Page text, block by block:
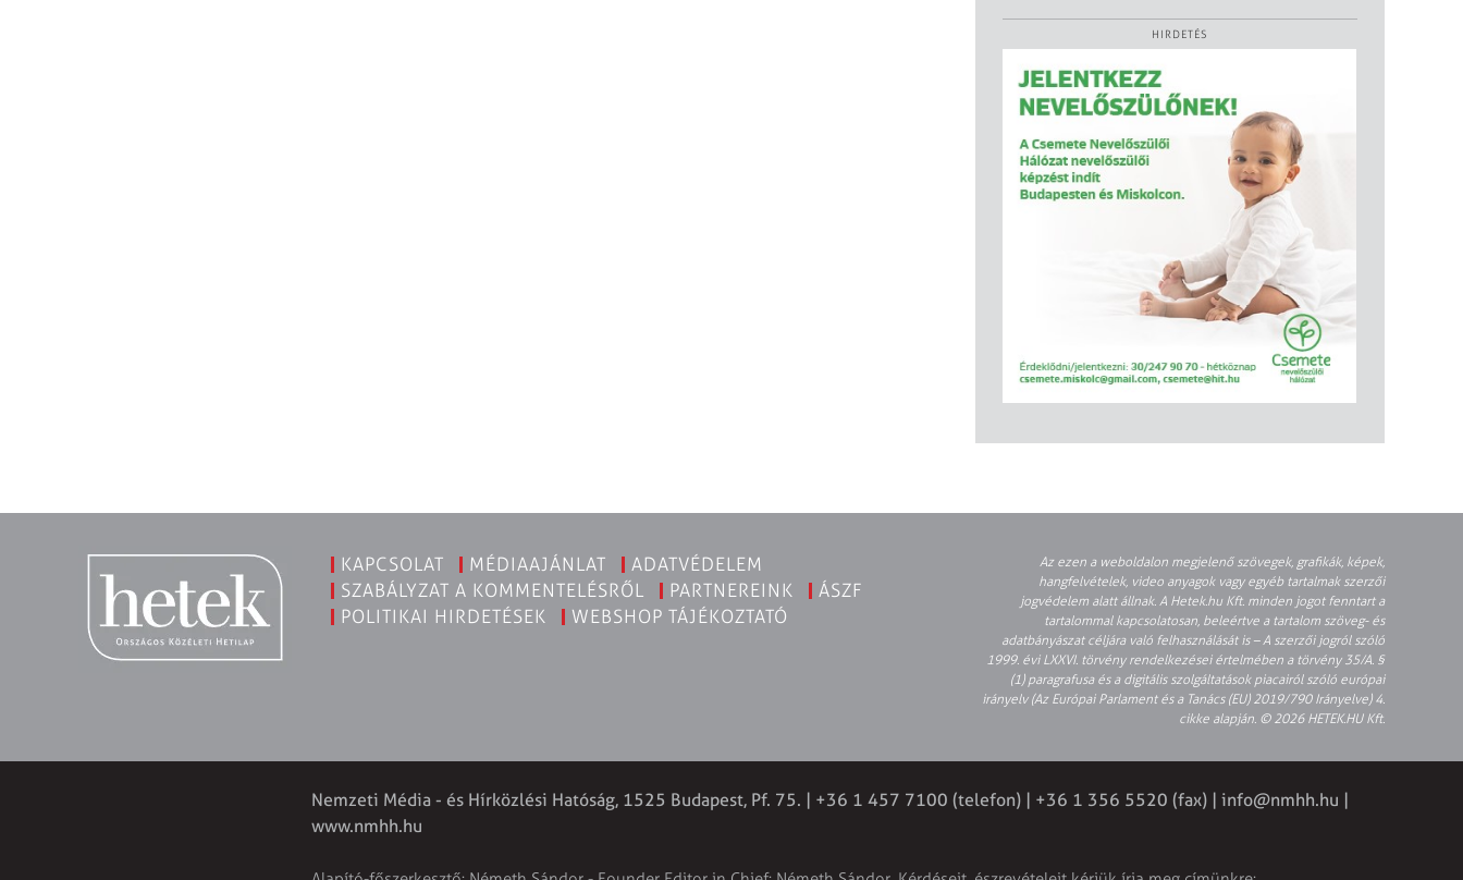
HIRDETÉS
KAPCSOLAT MÉDIAAJÁNLAT
ADATVÉDELEM
SZABÁLYZAT A KOMMENTELÉSRŐL
PARTNEREINK
ÁSZF
POLITIKAI HIRDETÉSEK
WEBSHOP TÁJÉKOZTATÓ
Az ezen a weboldalon megjelenő szövegek, grafikák, képek,
hangfelvételek, video anyagok vagy egyéb tartalmak szerzői
jogvédelem alatt állnak. A Hetek.hu Kft. minden jogot fenntart a
tartalommal kapcsolatosan, beleértve a tartalom szöveg- és
adatbányászat céljára való felhasználását is – A szerzői jogról szóló
1999. évi LXXVI. törvény rendelkezései értelmében a törvény 35/A. §
(1) paragrafusa és a digitális szolgáltatások piacairól szóló európai
irányelv (Az Európai Parlament és a Tanács (EU) 2019/790 Irányelve) 4.
cikke alapján. © 2026 HETEK.HU Kft.
Nemzeti Média - és Hírközlési Hatóság, 1525 Budapest, Pf. 75. | +36 1 457 7100 (telefon) | +36 1 356 5520 (fax) | info@nmhh.hu
www.nmhh.hu